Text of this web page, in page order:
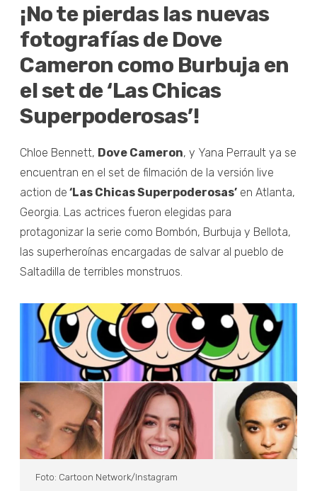
¡No te pierdas las nuevas
fotografías de Dove
Cameron como Burbuja en
el set de ‘Las Chicas
Superpoderosas’!
Chloe Bennett, Dove Cameron, y Yana Perrault ya se
encuentran en el set de filmación de la versión live
action de ‘Las Chicas Superpoderosas’ en Atlanta,
Georgia. Las actrices fueron elegidas para
protagonizar la serie como Bombón, Burbuja y Bellota,
las superheroínas encargadas de salvar al pueblo de
Saltadilla de terribles monstruos.
Foto: Cartoon Network/Instagram